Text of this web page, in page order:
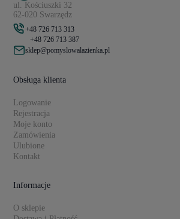
ul. Kościuszki 32
62-020 Swarzędz
+48 726 713 313
+48 726 713 387
sklep@pomyslowalazienka.pl
Obsługa klienta
Logowanie
Rejestracja
Moje konto
Zamówienia
Ulubione
Kontakt
Informacje
O sklepie